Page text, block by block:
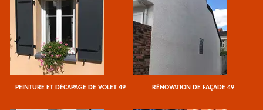
PEINTURE ET DÉCAPAGE DE VOLET 49 RÉNOVATION DE FAÇADE 49